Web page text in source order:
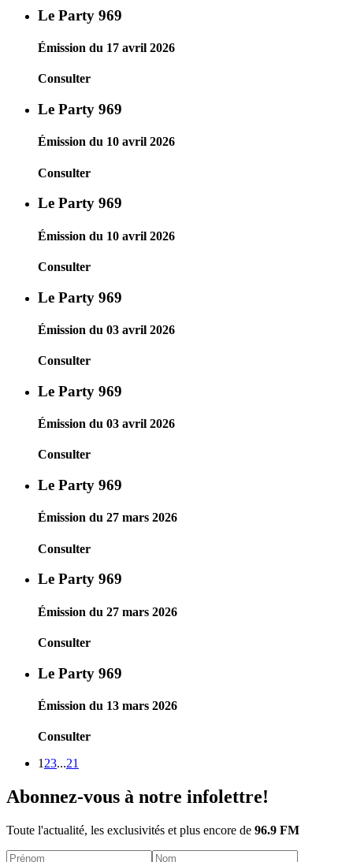
Le Party 969
Émission du 17 avril 2026
Consulter
Le Party 969
Émission du 10 avril 2026
Consulter
Le Party 969
Émission du 10 avril 2026
Consulter
Le Party 969
Émission du 03 avril 2026
Consulter
Le Party 969
Émission du 03 avril 2026
Consulter
Le Party 969
Émission du 27 mars 2026
Consulter
Le Party 969
Émission du 27 mars 2026
Consulter
Le Party 969
Émission du 13 mars 2026
Consulter
1 23...21
Abonnez-vous à notre infolettre!
Toute l'actualité, les exclusivités et plus encore de 96.9 FM